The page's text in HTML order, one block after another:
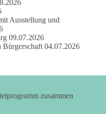
Ausstellung und
09.07.2026
Bürgerschaft 04.07.2026
zusammen